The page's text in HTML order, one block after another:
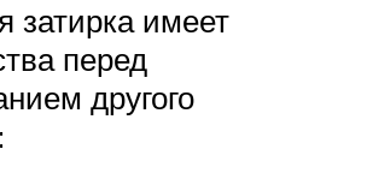
затирка имеет
перед
другого